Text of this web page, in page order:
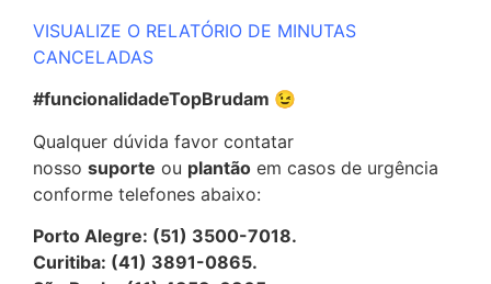
VISUALIZE O RELATÓRIO DE MINUTAS
CANCELADAS
#funcionalidadeTopBrudam 😉
Qualquer dúvida favor contatar
nosso suporte ou plantão em casos de urgência
conforme telefones abaixo:
Porto Alegre: (51) 3500-7018.
Curitiba: (41) 3891-0865.